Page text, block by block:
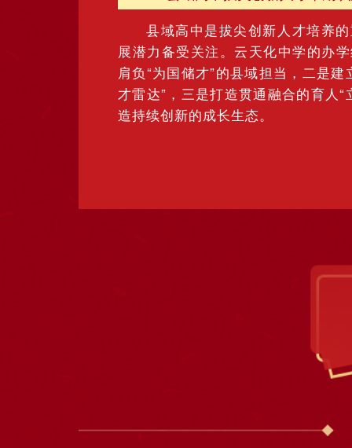
县域高中是拔尖创新人才培养
展潜力备受关注。云天化中学的办
肩负“为国储才”的县域担当，二是建
才雷达”，三是打造贯通融合的育人“
造持续创新的成长生态。